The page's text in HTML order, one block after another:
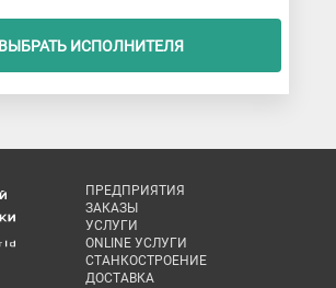
ВЫБРАТЬ ИСПОЛНИТЕЛЯ
ПРЕДПРИЯТИЯ
ЗАКАЗЫ
УСЛУГИ
ONLINE УСЛУГИ
СТАНКОСТРОЕНИЕ
ДОСТАВКА